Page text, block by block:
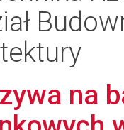
na